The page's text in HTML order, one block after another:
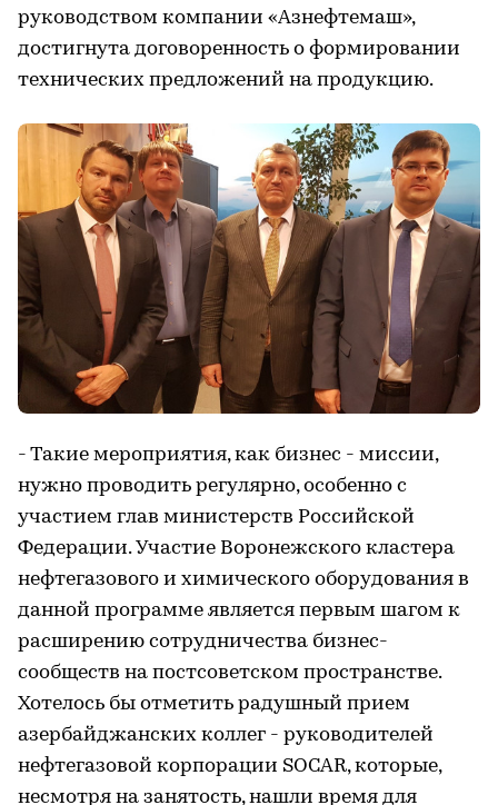
руководством компании «Азнефтемаш»,
достигнута договоренность о формировании
технических предложений на продукцию.
- Такие мероприятия, как бизнес - миссии,
нужно проводить регулярно, особенно с
участием глав министерств Российской
Федерации. Участие Воронежского кластера
нефтегазового и химического оборудования в
данной программе является первым шагом к
расширению сотрудничества бизнес-
сообществ на постсоветском пространстве.
Хотелось бы отметить радушный прием
азербайджанских коллег - руководителей
нефтегазовой корпорации SOCAR, которые,
несмотря на занятость, нашли время для